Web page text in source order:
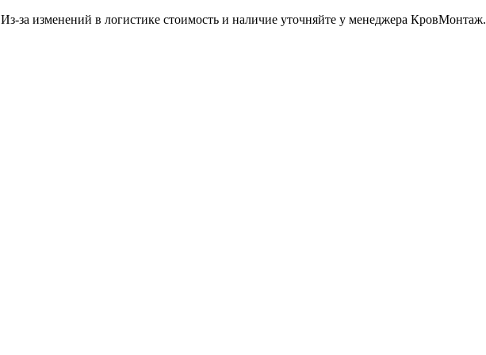
Из-за изменений в логистике стоимость и наличие уточняйте у менеджера КровМонтаж.